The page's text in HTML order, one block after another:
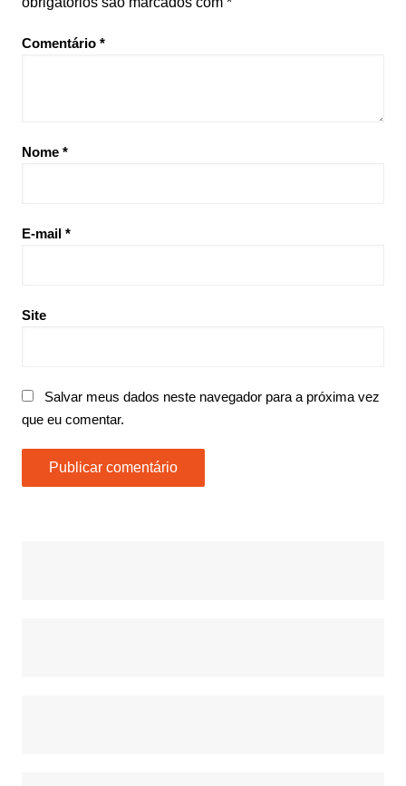
Comentário *
Nome *
E-mail *
Site
Salvar meus dados neste navegador para a próxima vez
que eu comentar.